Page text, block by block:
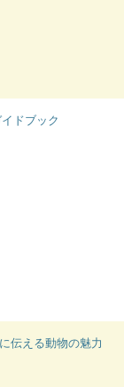
ドブック
伝える動物の魅力